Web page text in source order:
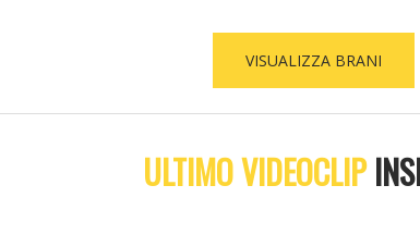
VISUALIZZA BRANI
ULTIMO VIDEOCLIP